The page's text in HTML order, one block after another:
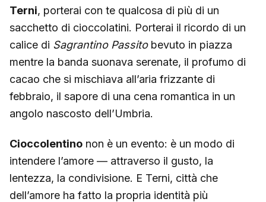
Terni, porterai con te qualcosa di più di un
sacchetto di cioccolatini. Porterai il ricordo di un
calice di Sagrantino Passitobevuto in piazza
mentre la banda suonava serenate, il profumo di
cacao che si mischiava all’aria frizzante di
febbraio, il sapore di una cena romantica in un
angolo nascosto dell’Umbria.
Cioccolentino non è un evento: è un modo di
intendere l’amore — attraverso il gusto, la
lentezza, la condivisione. E Terni, città che
dell’amore ha fatto la propria identità più